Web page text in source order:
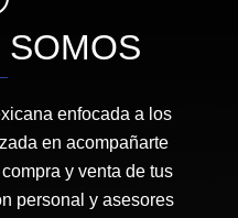
SOMOS
enfocada a los
en acompañarte
y venta de tus
personal y asesores